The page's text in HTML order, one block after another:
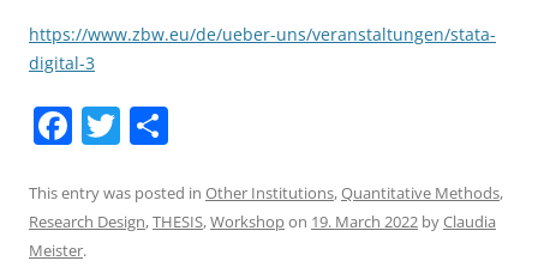
https://www.zbw.eu/de/ueber-uns/veranstaltungen/stata-
digital-3
F
c
e
T
itt
er
ar
e
This entry was posted in Other Institutions,Quantitative Methods,
Research Design,THESIS,Workshopon 19. March 2022 byClaudia
Meister.